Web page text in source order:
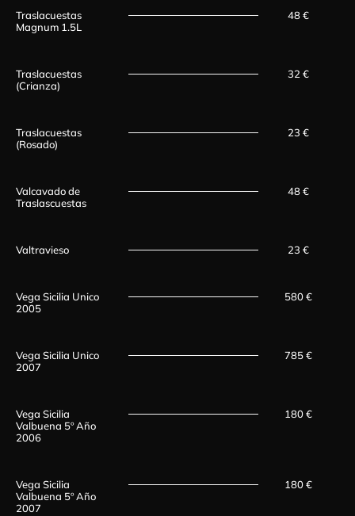
Traslacuestas
Magnum 1.5L
48 €
Traslacuestas
(Crianza)
32 €
Traslacuestas
(Rosado)
23 €
Valcavado de
Traslascuestas
48 €
Valtravieso 23 €
Vega Sicilia Unico
2005
580 €
Vega Sicilia Unico
2007
785 €
Vega Sicilia
Valbuena 5º Año
2006
180 €
Vega Sicilia
Valbuena 5º Año
2007
180 €